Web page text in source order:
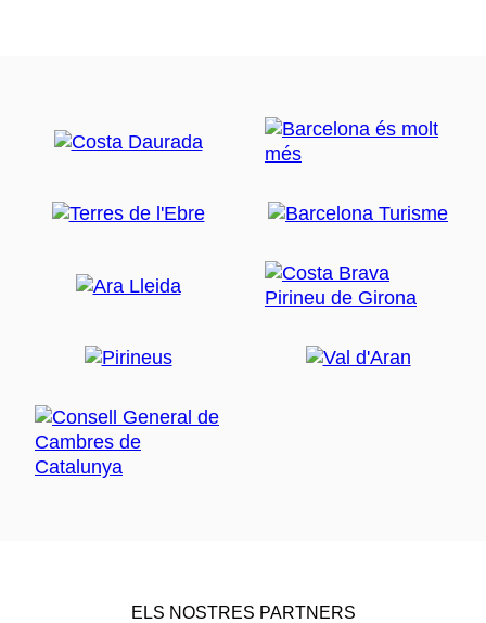
ELS NOSTRES PARTNERS